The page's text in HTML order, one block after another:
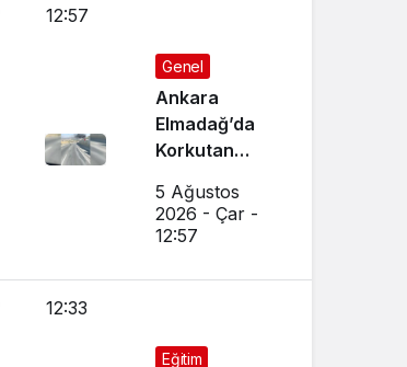
12:57
Genel
Ankara
Elmadağ’da
Korkutan
Yangını
5 Ağustos
2026 - Çar -
12:57
12:33
Eğitim